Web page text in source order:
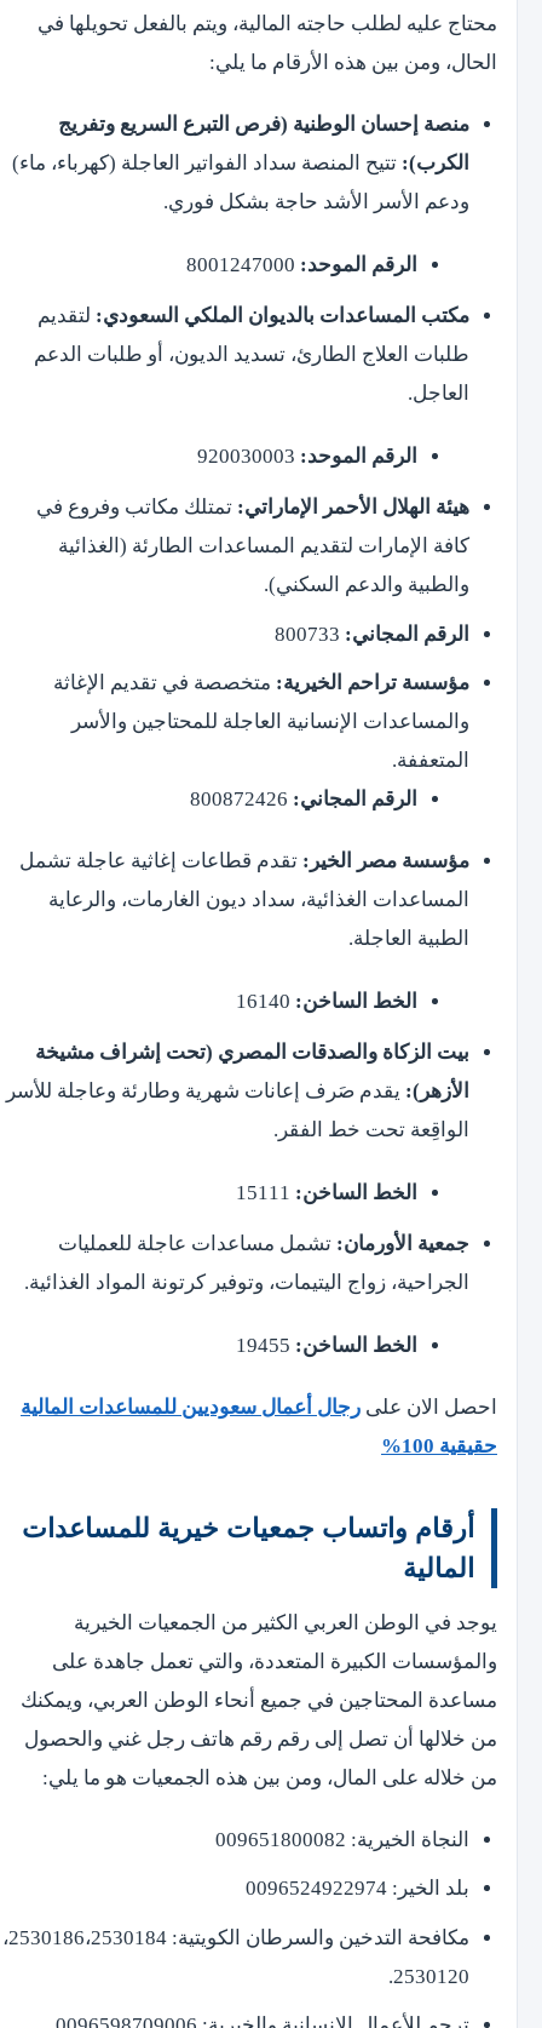
محتاج عليه لطلب حاجته المالية، ويتم بالفعل تحويلها في
الحال، ومن بين هذه الأرقام ما يلي:
منصة إحسان الوطنية (فرص التبرع السريع وتفريج
الكرب): تتيح المنصة سداد الفواتير العاجلة (كهرباء، ماء)
ودعم الأسر الأشد حاجة بشكل فوري.
الرقم الموحد:
مكتب المساعدات بالديوان الملكي السعودي: لتقديم
طلبات العلاج الطارئ، تسديد الديون، أو طلبات الدعم
العاجل.
الرقم الموحد:
هيئة الهلال الأحمر الإماراتي: تمتلك مكاتب وفروع في
كافة الإمارات لتقديم المساعدات الطارئة (الغذائية
والطبية والدعم السكني).
الرقم المجاني:
مؤسسة تراحم الخيرية: متخصصة في تقديم الإغاثة
والمساعدات الإنسانية العاجلة للمحتاجين والأسر
المتعففة.
الرقم المجاني:
مؤسسة مصر الخير: تقدم قطاعات إغاثية عاجلة تشمل
المساعدات الغذائية، سداد ديون الغارمات، والرعاية
الطبية العاجلة.
الخط الساخن:
بيت الزكاة والصدقات المصري (تحت إشراف مشيخة
الأزهر): يقدم صَرف إعانات شهرية وطارئة وعاجلة للأسر
الواقِعة تحت خط الفقر.
الخط الساخن:
جمعية الأورمان: تشمل مساعدات عاجلة للعمليات
الجراحية، زواج اليتيمات، وتوفير كرتونة المواد الغذائية.
الخط الساخن:
احصل الان على رجال أعمال سعوديين للمساعدات المالية
حقيقية 100%
أرقام واتساب جمعيات خيرية للمساعدات
المالية
يوجد في الوطن العربي الكثير من الجمعيات الخيرية
والمؤسسات الكبيرة المتعددة، والتي تعمل جاهدة على
مساعدة المحتاجين في جميع أنحاء الوطن العربي، ويمكنك
من خلالها أن تصل إلى رقم رقم هاتف رجل غني والحصول
من خلاله على المال، ومن بين هذه الجمعيات هو ما يلي:
النجاة الخيرية: 009651800082
بلد الخير: 0096524922974
مكافحة التدخين والسرطان الكويتية: 2530186،2530184،
2530120.